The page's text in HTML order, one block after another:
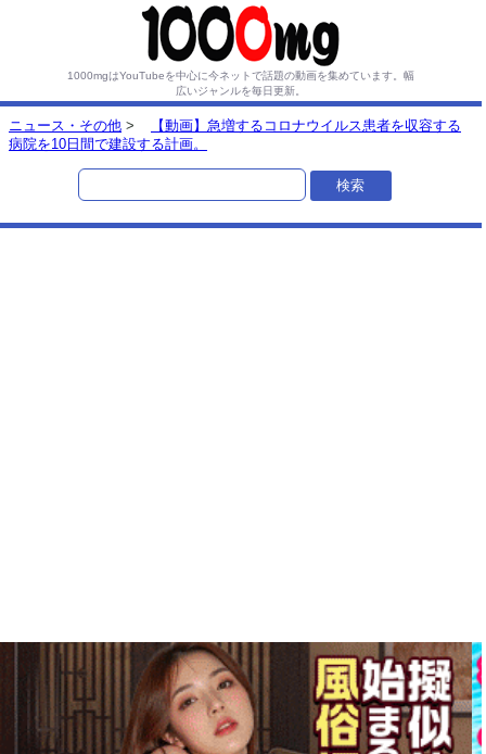
1000mgはYouTubeを中心に今ネットで話題の動画を集めています。 幅
広いジャンルを毎日更新。
ニュース・その他 >
【動画】急増するコロナウイルス患者を収容する
病院を10日間で建設する計画。